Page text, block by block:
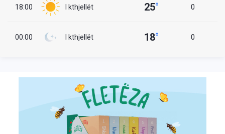
18:00 I kthjellët 25° 0
00:00 I kthjellët 18° 0